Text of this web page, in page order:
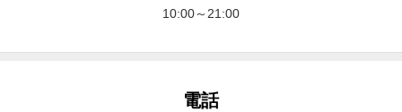
10:00～21:00
電話